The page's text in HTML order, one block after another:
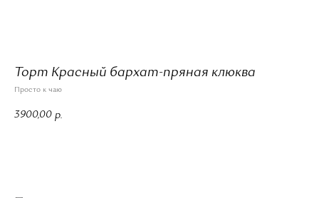
Торт Красный бархат-пряная клюква
Просто к чаю
3900,00 р.